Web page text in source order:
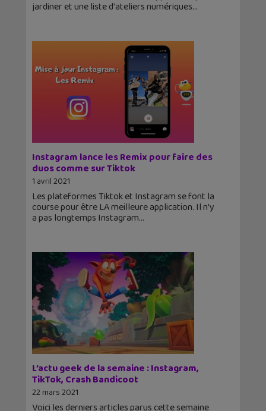
jardiner et une liste d'ateliers numériques
Instagram lance les Remix pour faire des
duos comme sur Tiktok
1 avril 2021
Les plateformes Tiktok et Instagram se font la
course pour être LA meilleure application. Il n’y
a pas longtemps Instagram
L’actu geek de la semaine : Instagram,
TikTok, Crash Bandicoot
22 mars 2021
Voici les derniers articles parus cette semaine